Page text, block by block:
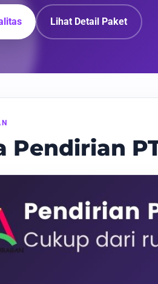
Lihat Detail Paket
Pendirian